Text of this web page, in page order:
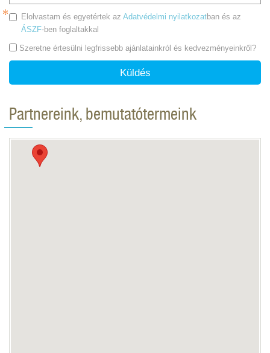
Elolvastam és egyetértek az Adatvédelmi nyilatkozatban és az
ÁSZF-ben foglaltakkal
Szeretne értesülni legfrissebb ajánlatainkról és kedvezményeinkről?
Küldés
Partnereink, bemutatótermeink